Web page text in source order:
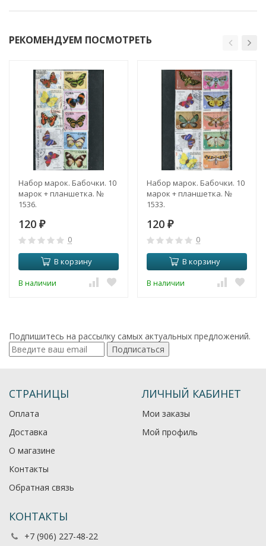
РЕКОМЕНДУЕМ ПОСМОТРЕТЬ
Набор марок. Бабочки. 10
марок + планшетка. №
1536.
120 ₽
0
В корзину
В наличии
Набор марок. Бабочки. 10
марок + планшетка. №
1533.
120 ₽
0
В корзину
В наличии
Подпишитесь на рассылку самых актуальных предложений.
Подписаться
СТРАНИЦЫ
Оплата
Доставка
О магазине
Контакты
Обратная связь
ЛИЧНЫЙ КАБИНЕТ
Мои заказы
Мой профиль
КОНТАКТЫ
+7 (906) 227-48-22